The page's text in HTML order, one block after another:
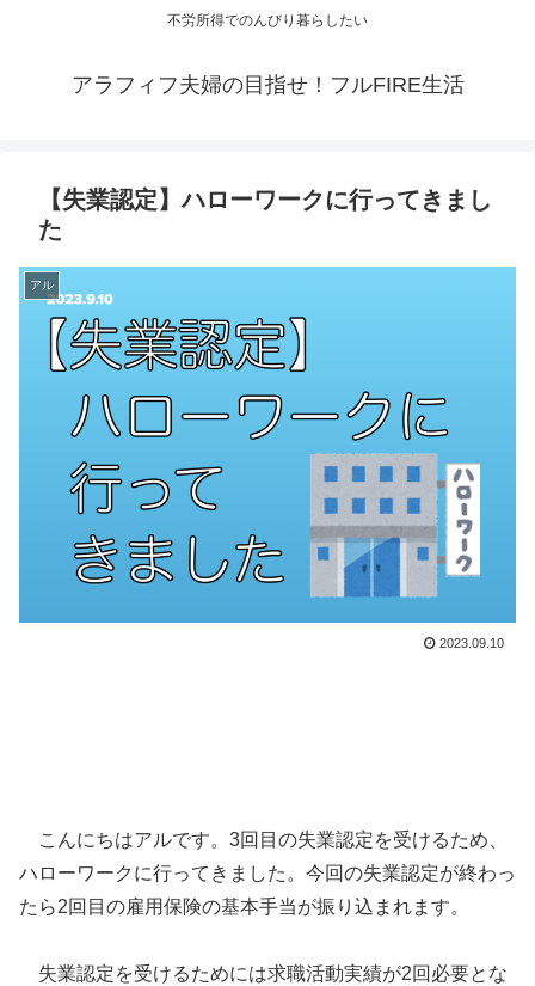
不労所得でのんびり暮らしたい
アラフィフ夫婦の目指せ！フルFIRE生活
【失業認定】ハローワークに行ってきまし
た
アル
2023.09.10
こんにちはアルです。3回目の失業認定を受けるため、
ハローワークに行ってきました。今回の失業認定が終わっ
たら2回目の雇用保険の基本手当が振り込まれます。
失業認定を受けるためには求職活動実績が2回必要とな